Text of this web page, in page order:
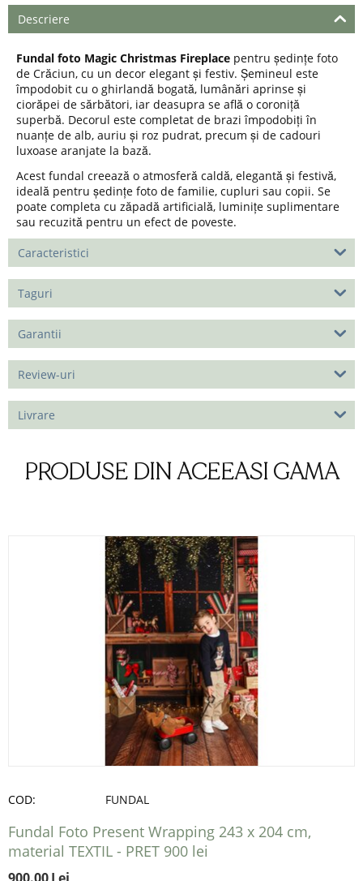
Descriere
Fundal foto Magic Christmas Fireplace pentru ședințe foto
de Crăciun, cu un decor elegant și festiv. Șemineul este
împodobit cu o ghirlandă bogată, lumânări aprinse și
ciorăpei de sărbători, iar deasupra se află o coroniță
superbă. Decorul este completat de brazi împodobiți în
nuanțe de alb, auriu și roz pudrat, precum și de cadouri
luxoase aranjate la bază.
Acest fundal creează o atmosferă caldă, elegantă și festivă,
ideală pentru ședințe foto de familie, cupluri sau copii. Se
poate completa cu zăpadă artificială, luminițe suplimentare
sau recuzită pentru un efect de poveste.
Caracteristici
Taguri
Garantii
Review-uri
Livrare
PRODUSE DIN ACEEASI GAMA
COD: FUNDAL
Fundal Foto Present Wrapping 243 x 204 cm,
material TEXTIL - PRET 900 lei